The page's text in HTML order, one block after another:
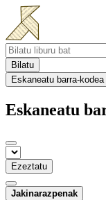
Bilatu
Eskaneatu barra-kodea
Eskaneatu
Ezeztatu
Jakinarazpenak